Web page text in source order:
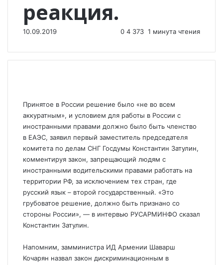
реакция.
10.09.2019 0 4 373 1 минута чтения
Принятое в России решение было «не во всем
аккуратным», и условием для работы в России с
иностранными правами должно было быть членство
в ЕАЭС, заявил первый заместитель председателя
комитета по делам СНГ Госдумы Константин Затулин,
комментируя закон, запрещающий людям с
иностранными водительскими правами работать на
территории РФ, за исключением тех стран, где
русский язык – второй государственный. «Это
грубоватое решение, должно быть признано со
стороны России», — в интервью РУСАРМИНФО сказал
Константин Затулин.
Напомним, замминистра ИД Армении Шаварш
Кочарян назвал закон дискриминационным в